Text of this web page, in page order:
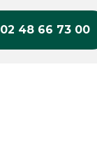
02 48 66 73 00